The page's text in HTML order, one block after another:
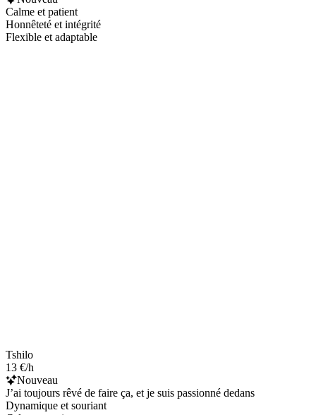
Calme et patient
Honnêteté et intégrité
Flexible et adaptable
Tshilo
13 €/h
Nouveau
J’ai toujours rêvé de faire ça, et je suis passionné dedans
Dynamique et souriant